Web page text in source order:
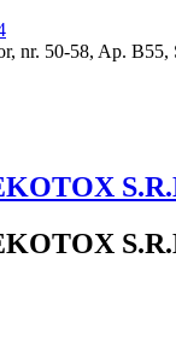
nr. 50-58, Ap. B55,